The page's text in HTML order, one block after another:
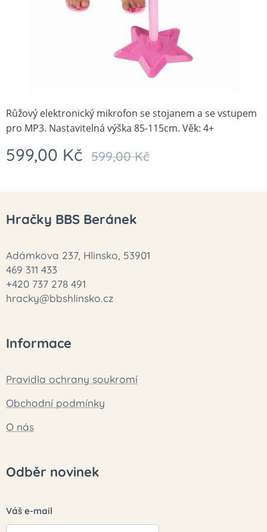
Růžový elektronický mikrofon se stojanem a se vstupem
pro MP3. Nastavitelná výška 85-115cm. Věk: 4+
599,00 Kč 599,00Kč
Hračky BBS Beránek
Adámkova 237, Hlinsko, 53901
469 311 433
+420 737 278 491
hracky@bbshlinsko.cz
Informace
Pravidla ochrany soukromí
Obchodní podmínky
O nás
Odběr novinek
Váš e-mail